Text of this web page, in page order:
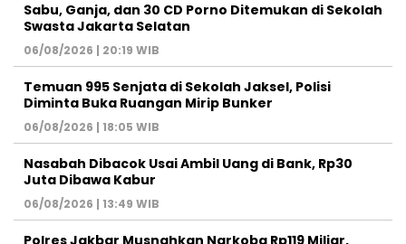
Sabu, Ganja, dan 30 CD Porno Ditemukan di Sekolah
Swasta Jakarta Selatan
06/08/2026 | 20:19 WIB
Temuan 995 Senjata di Sekolah Jaksel, Polisi
Diminta Buka Ruangan Mirip Bunker
06/08/2026 | 18:05 WIB
Nasabah Dibacok Usai Ambil Uang di Bank, Rp30
Juta Dibawa Kabur
06/08/2026 | 13:49 WIB